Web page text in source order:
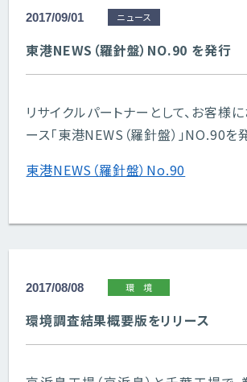
2017/09/01 ニュース
東港NEWS（羅針盤）NO.90 を発行
リサイクルパートナーとして、お客様
ース「東港NEWS（羅針盤）」NO.90を
東港NEWS（羅針盤）No.90
2017/08/08 環境
環境調査結果概要版をリリース